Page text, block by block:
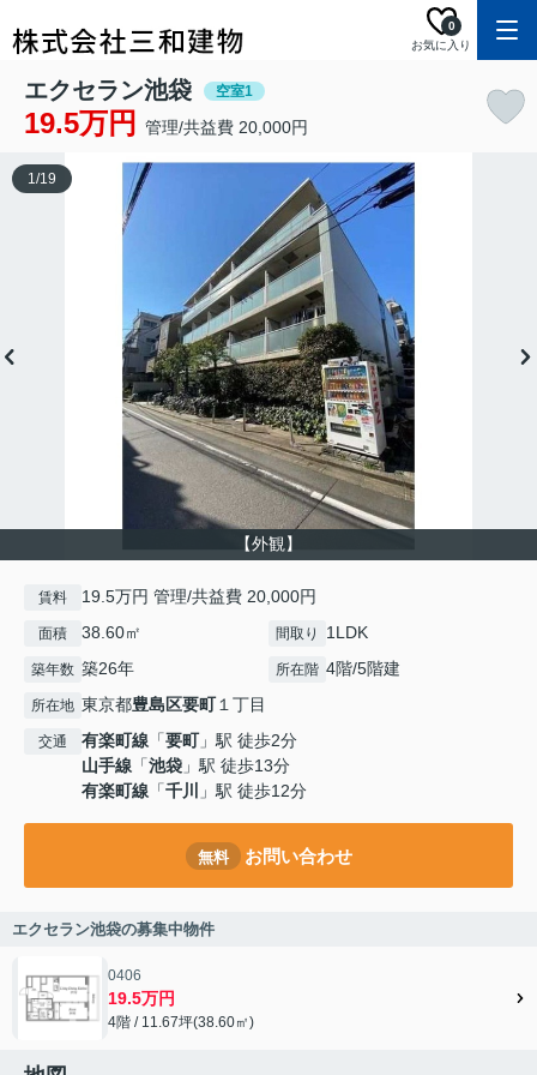
お気に入り
0
エクセラン池袋 空室1
19.5万円 管理/共益費 20,000円
【外観】
1/19
賃料 19.5万円 管理/共益費 20,000円
面積 38.60㎡ 間取り 1LDK
築年数 築26年 所在階 4階/5階建
所在地 東京都豊島区要町１丁目
交通 有楽町線 「要町」駅 徒歩2分
山手線 「池袋 」駅 徒歩13分
有楽町線 「千川 」駅 徒歩12分
無料 お問い合わせ
エクセラン池袋の募集中物件
0406
19.5万円
4階 / 11.67坪(38.60㎡)